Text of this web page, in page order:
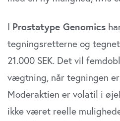
I Prostatype Genomics
tegningsretterne og
21.000 SEK. Det vil
vægtning, når tegningen
Moderaktien er volatil i
ikke været reelle